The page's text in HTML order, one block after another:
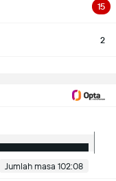
15
2
Jumlah masa 102:08